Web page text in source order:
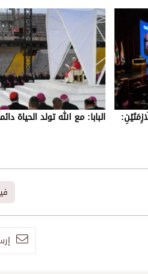
البابا: مع الله تولد الحياة